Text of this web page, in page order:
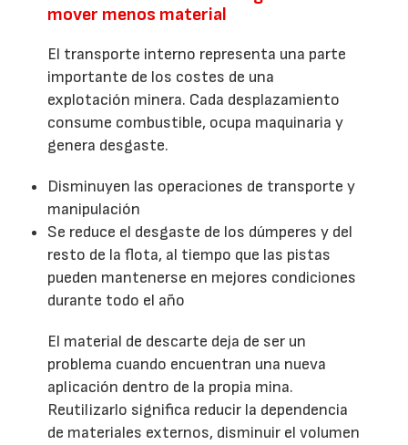
mover menos material
El transporte interno representa una parte
importante de los costes de una
explotación minera. Cada desplazamiento
consume combustible, ocupa maquinaria y
genera desgaste.
Disminuyen las operaciones de transporte y
manipulación
Se reduce el desgaste de los dúmperes y del
resto de la flota, al tiempo que las pistas
pueden mantenerse en mejores condiciones
durante todo el año
El material de descarte deja de ser un
problema cuando encuentran una nueva
aplicación dentro de la propia mina.
Reutilizarlo significa reducir la dependencia
de materiales externos, disminuir el volumen